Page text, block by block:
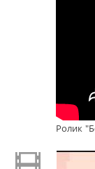
Ролик